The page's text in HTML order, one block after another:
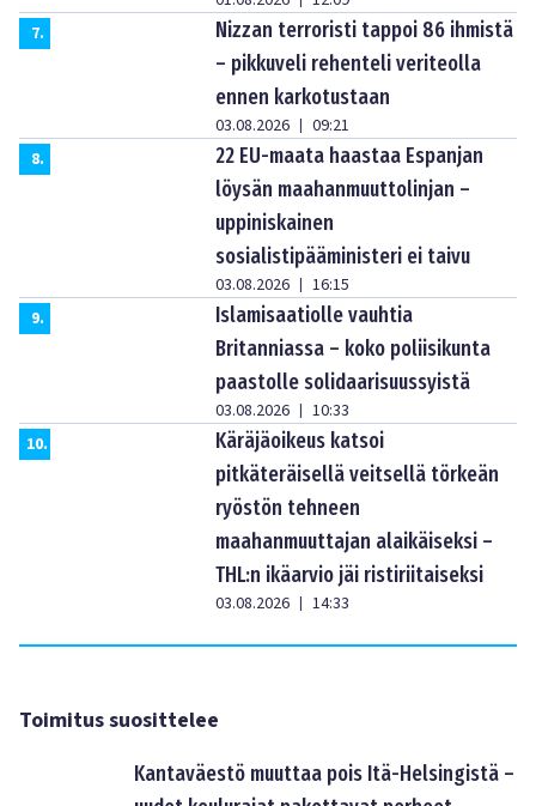
7.
Nizzan terroristi tappoi 86 ihmistä
– pikkuveli rehenteli veriteolla
ennen karkotustaan
03.08.2026 | 09:21
8.
22 EU-maata haastaa Espanjan
löysän maahanmuuttolinjan –
uppiniskainen
sosialistipääministeri ei taivu
03.08.2026 | 16:15
9.
Islamisaatiolle vauhtia
Britanniassa – koko poliisikunta
paastolle solidaarisuussyistä
03.08.2026 | 10:33
10.
Käräjäoikeus katsoi
pitkäteräisellä veitsellä törkeän
ryöstön tehneen
maahanmuuttajan alaikäiseksi –
THL:n ikäarvio jäi ristiriitaiseksi
03.08.2026 | 14:33
Toimitus suosittelee
Kantaväestö muuttaa pois Itä-Helsingistä –